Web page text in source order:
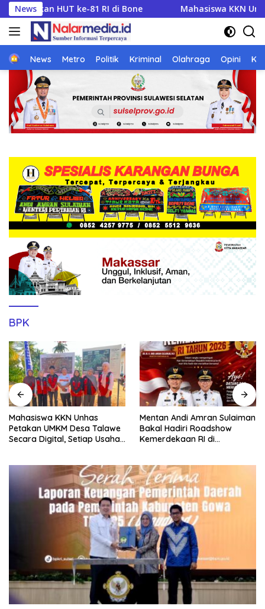
Langsung
ke
konten
News
Bone Mahasiswa KKN Unhas Petakan UMKM Desa
Home
News Metro Politik Kriminal Olahraga Opini
BPK
Mahasiswa KKN Unhas
Petakan UMKM Desa Talawe
Secara Digital, Setiap Usaha
Mentan Andi Amran Sulaiman
Bakal Hadiri Roadshow
Kemerdekaan RI di
Dibagikan